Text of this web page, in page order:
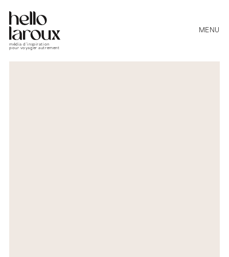
média d’inspiration
pour voyager autrement
MENU